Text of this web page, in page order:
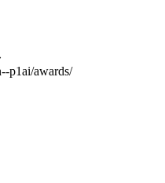
p1ai/awards/